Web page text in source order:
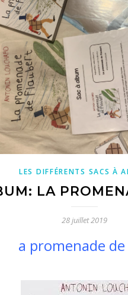
LES DIFFÉRENTS SACS À
LA
28 juillet 2019
a promenade